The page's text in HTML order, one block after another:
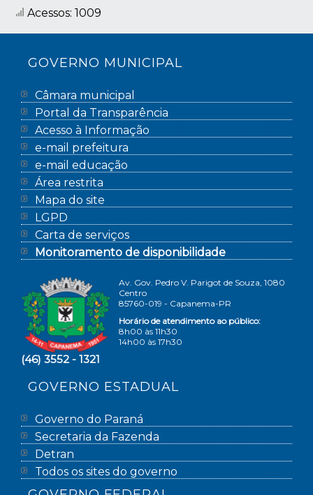
Acessos: 1009
GOVERNO MUNICIPAL
Câmara municipal
Portal da Transparência
Acesso à Informação
e-mail prefeitura
e-mail educação
Área restrita
Mapa do site
LGPD
Carta de serviços
Monitoramento de disponibilidade
Av. Gov. Pedro V. Parigot de Souza, 1080
Centro
85760-019 - Capanema-PR
Horário de atendimento ao público:
8h00 às 11h30
14h00 às 17h30
(46) 3552 - 1321
GOVERNO ESTADUAL
Governo do Paraná
Secretaria da Fazenda
Detran
Todos os sites do governo